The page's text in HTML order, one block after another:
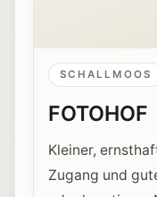
SCHALLMOOS
FOTOHOF
Kleiner,
Zugang und